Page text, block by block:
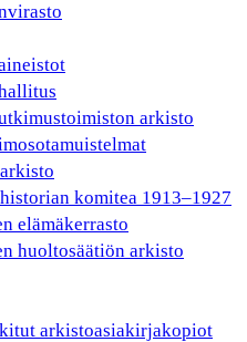
arkisto
komitea 1913–1927
elämäkerrasto
huoltosäätiön arkisto
arkistoasiakirjakopiot